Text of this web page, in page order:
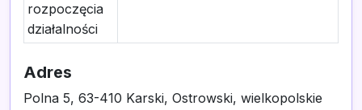
rozpoczęcia
działalności
Adres
Polna 5, 63-410 Karski, Ostrowski, wielkopolskie